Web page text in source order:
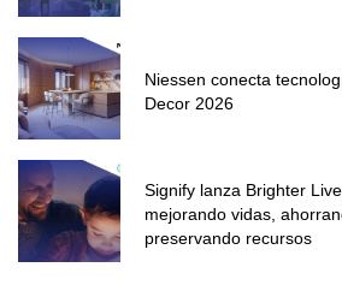
Niessen conecta
Decor 2026
Signify lanza Brighter
mejorando vidas,
preservando recursos